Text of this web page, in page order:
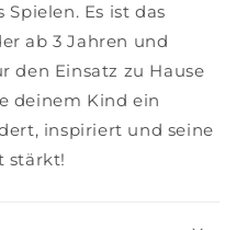
Es ist das
ab 3 Jahren und
den Einsatz zu Hause
deinem Kind ein
inspiriert und seine
stärkt!